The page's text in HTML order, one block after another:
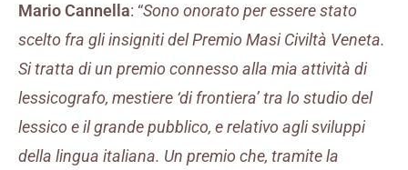
Mario Cannella: “Sono onorato per essere stato
scelto fra gli insigniti del Premio Masi Civiltà Veneta.
Si tratta di un premio connesso alla mia attività di
lessicografo, mestiere ‘di frontiera’ tra lo studio del
lessico e il grande pubblico, e relativo agli sviluppi
della lingua italiana. Un premio che, tramite la